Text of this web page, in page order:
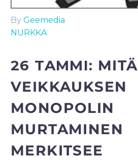
By Geemedia
NURKKA
26 TAMMI: MITÄ
VEIKKAUKSEN
MONOPOLIN
MURTAMINEN
MERKITSEE